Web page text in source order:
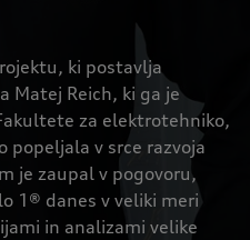
ki postavlja
Matej Reich, ki ga je
za elektrotehniko,
v srce razvoja
je zaupal v pogovoru,
1® danes v veliki meri
in analizami velike